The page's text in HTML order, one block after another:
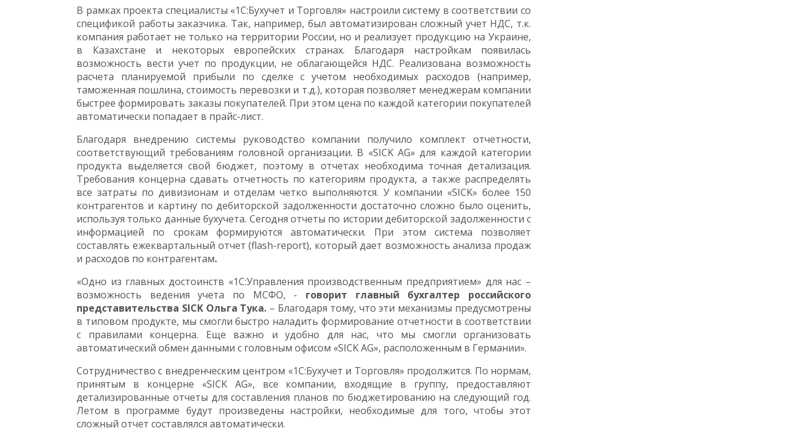
В рамках проекта специалисты «1С:Бухучет и Торговля» настроили систему в соответствии со
спецификой работы заказчика. Так, например, был автоматизирован сложный учет НДС, т.к.
компания работает не только на территории России, но и реализует продукцию на Украине,
в Казахстане и некоторых европейских странах. Благодаря настройкам появилась
возможность вести учет по продукции, не облагающейся НДС. Реализована возможность
расчета планируемой прибыли по сделке с учетом необходимых расходов (например,
таможенная пошлина, стоимость перевозки и т.д.), которая позволяет менеджерам компании
быстрее формировать заказы покупателей. При этом цена по каждой категории покупателей
автоматически попадает в прайс-лист.
Благодаря внедрению системы руководство компании получило комплект отчетности,
соответствующий требованиям головной организации. В «SICK AG» для каждой категории
продукта выделяется свой бюджет, поэтому в отчетах необходима точная детализация.
Требования концерна сдавать отчетность по категориям продукта, а также распределять
все затраты по дивизионам и отделам четко выполняются. У компании «SICK» более 150
контрагентов и картину по дебиторской задолженности достаточно сложно было оценить,
используя только данные бухучета. Сегодня отчеты по истории дебиторской задолженности с
информацией по срокам формируются автоматически. При этом система позволяет
составлять ежеквартальный отчет (flash-report), который дает возможность анализа продаж
и расходов по контрагентам.
«Одно из главных достоинств «1С:Управления производственным предприятием» для нас –
возможность ведения учета по МСФО, - говорит главный бухгалтер российского
представительства SICK Ольга Тука. – Благодаря тому, что эти механизмы предусмотрены
в типовом продукте, мы смогли быстро наладить формирование отчетности в соответствии
с правилами концерна. Еще важно и удобно для нас, что мы смогли организовать
автоматический обмен данными с головным офисом «SICK AG», расположенным в Германии».
Сотрудничество с внедренческим центром «1С:Бухучет и Торговля» продолжится. По нормам,
принятым в концерне «SICK AG», все компании, входящие в группу, предоставляют
детализированные отчеты для составления планов по бюджетированию на следующий год.
Летом в программе будут произведены настройки, необходимые для того, чтобы этот
сложный отчет составлялся автоматически.